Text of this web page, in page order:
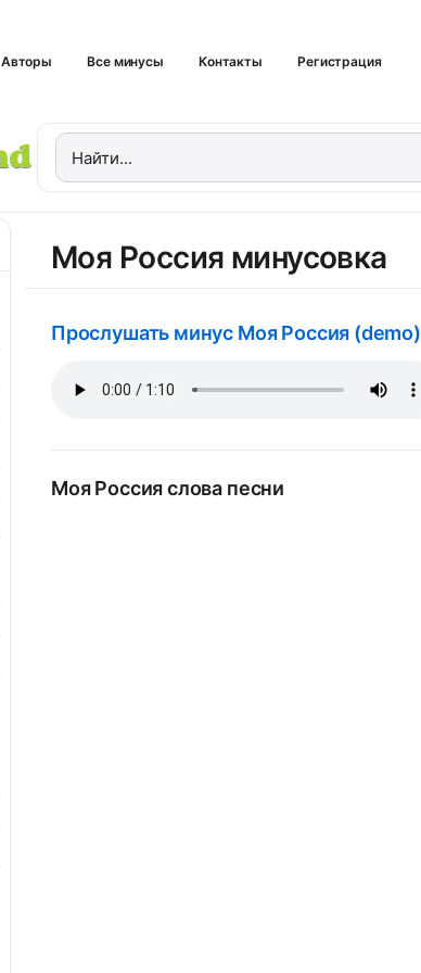
Авторы Все минусы Контакты Регистрация
Моя Россия минусовка
Прослушать минус Моя Россия (demo)
Моя Россия слова песни